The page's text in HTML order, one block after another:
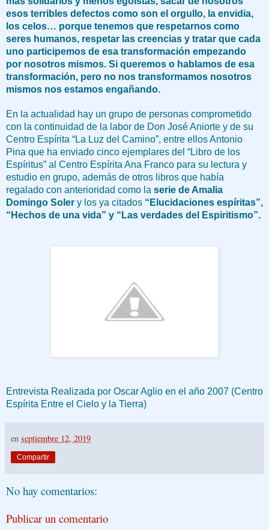
esos terribles defectos como son el orgullo, la envidia,
los celos… porque tenemos que respetarnos como
seres humanos, respetar las creencias y tratar que cada
uno participemos de esa transformación empezando
por nosotros mismos. Si queremos o hablamos de esa
transformación, pero no nos transformamos nosotros
mismos nos estamos engañando.
En la actualidad hay un grupo de personas comprometido
con la continuidad de la labor de Don José Aniorte y de su
Centro Espírita “La Luz del Camino”, entre ellos Antonio
Pina que ha enviado cinco ejemplares del “Libro de los
Espíritus” al Centro Espírita Ana Franco para su lectura y
estudio en grupo, además de otros libros que había
regalado con anterioridad como la serie de Amalia
Domingo Soler y los ya citados “Elucidaciones espíritas”,
“Hechos de una vida” y “Las verdades del Espiritismo”.
Entrevista Realizada por Oscar Aglio en el año 2007 (Centro
Espírita Entre el Cielo y la Tierra)
en septiembre 12, 2019
Compartir
No hay comentarios:
Publicar un comentario